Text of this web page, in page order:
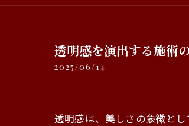
透明感を演出する施術
2025/06/14
透明感は、美しさの象徴と